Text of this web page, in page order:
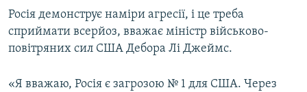
Росія демонструє наміри агресії, і це треба
сприймати всерйоз, вважає міністр військово-
повітряних сил США Дебора Лі Джеймс.
«Я вважаю, Росія є загрозою № 1 для США. Через